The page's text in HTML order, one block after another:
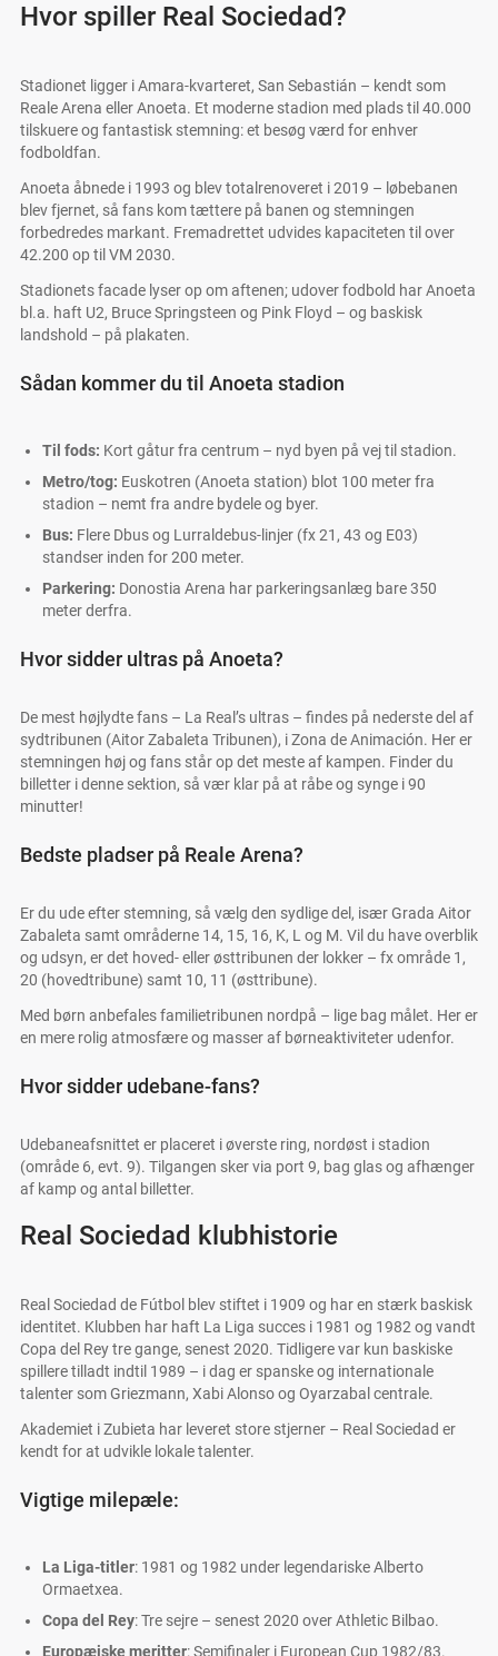
Hvor spiller Real Sociedad?
Stadionet ligger i Amara-kvarteret, San Sebastián – kendt som
Reale Arena eller Anoeta. Et moderne stadion med plads til 40.000
tilskuere og fantastisk stemning: et besøg værd for enhver
fodboldfan.
Anoeta åbnede i 1993 og blev totalrenoveret i 2019 – løbebanen
blev fjernet, så fans kom tættere på banen og stemningen
forbedredes markant. Fremadrettet udvides kapaciteten til over
42.200 op til VM 2030.
Stadionets facade lyser op om aftenen; udover fodbold har Anoeta
bl.a. haft U2, Bruce Springsteen og Pink Floyd – og baskisk
landshold – på plakaten.
Sådan kommer du til Anoeta stadion
Til fods: Kort gåtur fra centrum – nyd byen på vej til stadion.
Metro/tog: Euskotren (Anoeta station) blot 100 meter fra
stadion – nemt fra andre bydele og byer.
Bus: Flere Dbus og Lurraldebus-linjer (fx 21, 43 og E03)
standser inden for 200 meter.
Parkering: Donostia Arena har parkeringsanlæg bare 350
meter derfra.
Hvor sidder ultras på Anoeta?
De mest højlydte fans – La Real’s ultras – findes på nederste del af
sydtribunen (Aitor Zabaleta Tribunen), i Zona de Animación. Her er
stemningen høj og fans står op det meste af kampen. Finder du
billetter i denne sektion, så vær klar på at råbe og synge i 90
minutter!
Bedste pladser på Reale Arena?
Er du ude efter stemning, så vælg den sydlige del, især Grada Aitor
Zabaleta samt områderne 14, 15, 16, K, L og M. Vil du have overblik
og udsyn, er det hoved- eller østtribunen der lokker – fx område 1,
20 (hovedtribune) samt 10, 11 (østtribune).
Med børn anbefales familietribunen nordpå – lige bag målet. Her er
en mere rolig atmosfære og masser af børneaktiviteter udenfor.
Hvor sidder udebane-fans?
Udebaneafsnittet er placeret i øverste ring, nordøst i stadion
(område 6, evt. 9). Tilgangen sker via port 9, bag glas og afhænger
af kamp og antal billetter.
Real Sociedad klubhistorie
Real Sociedad de Fútbol blev stiftet i 1909 og har en stærk baskisk
identitet. Klubben har haft La Liga succes i 1981 og 1982 og vandt
Copa del Rey tre gange, senest 2020. Tidligere var kun baskiske
spillere tilladt indtil 1989 – i dag er spanske og internationale
talenter som Griezmann, Xabi Alonso og Oyarzabal centrale.
Akademiet i Zubieta har leveret store stjerner – Real Sociedad er
kendt for at udvikle lokale talenter.
Vigtige milepæle:
La Liga-titler: 1981 og 1982 under legendariske Alberto
Ormaetxea.
Copa del Rey: Tre sejre – senest 2020 over Athletic Bilbao.
Europæiske meritter: Semifinaler i European Cup 1982/83.